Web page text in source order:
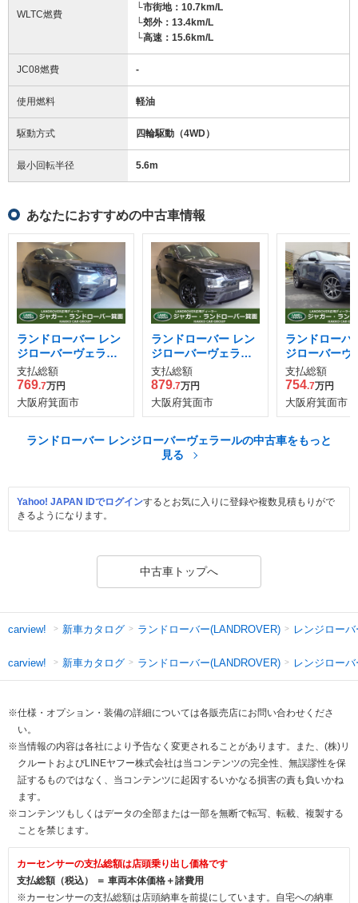
WLTC燃費
└市街地：10.7km/L
└郊外：13.4km/L
└高速：15.6km/L
JC08燃費 -
使用燃料 軽油
駆動方式 四輪駆動（4WD）
最小回転半径 5.6m
あなたにおすすめの中古車情報
ランドローバー レン
ジローバーヴェラー
ル ダイナミックSE 2.
0L D200 ディーゼル
ターボ 4WD
支払総額
769.7万円
大阪府箕面市
ランドローバー レン
ジローバーヴェラー
ル ダイナミックSE 2.
0L P400e 4WD
支払総額
879.7万円
大阪府箕面市
ランドローバ
ジローバーヴ
ル ダイナミッ
2.0L P400e
支払総額
754.7万円
大阪府箕面市
ランドローバー レンジローバーヴェラールの中古車をもっと
見る
Yahoo! JAPAN IDでログインするとお気に入りに登録や複数見積もりがで
きるようになります。
中古車トップへ
carview! 新車カタログ ランドローバー(LANDROVER) レンジロー
carview! 新車カタログ ランドローバー(LANDROVER) レンジロー
※仕様・オプション・装備の詳細については各販売店にお問い合わせくださ
い。
※当情報の内容は各社により予告なく変更されることがあります。また、(株)リ
クルートおよびLINEヤフー株式会社は当コンテンツの完全性、無誤謬性を保
証するものではなく、当コンテンツに起因するいかなる損害の責も負いかね
ます。
※コンテンツもしくはデータの全部または一部を無断で転写、転載、複製する
ことを禁じます。
カーセンサーの支払総額は店頭乗り出し価格です
支払総額（税込） ＝ 車両本体価格＋諸費用
※カーセンサーの支払総額は店頭納車を前提にしています。自宅への納車